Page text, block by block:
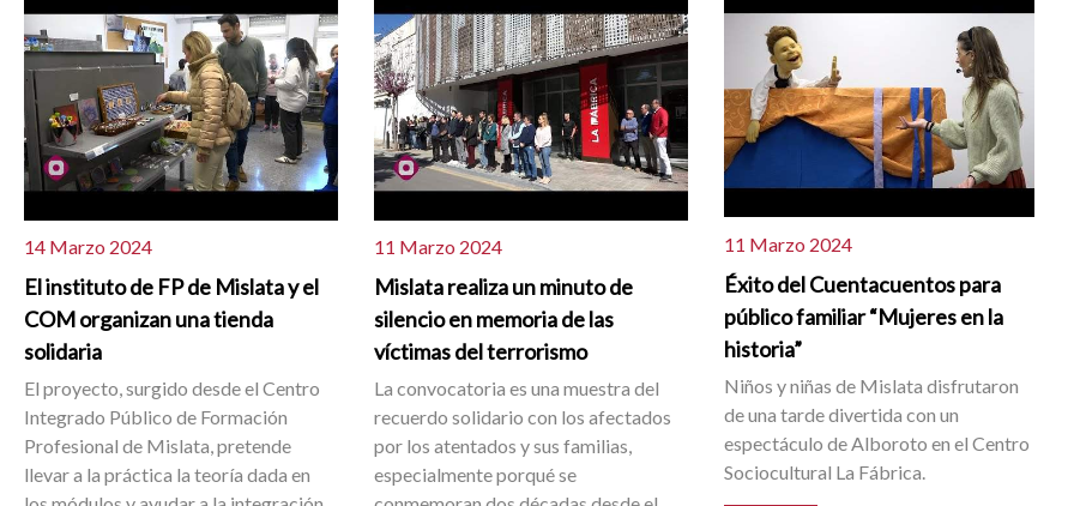
14 Marzo 2024
El instituto de FP de Mislata y el
COM organizan una tienda
solidaria
El proyecto, surgido desde el Centro
Integrado Público de Formación
Profesional de Mislata, pretende
llevar a la práctica la teoría dada en
11 Marzo 2024
Mislata realiza un minuto de
silencio en memoria de las
víctimas del terrorismo
La convocatoria es una muestra del
recuerdo solidario con los afectados
por los atentados y sus familias,
especialmente porqué se
11 Marzo 2024
Éxito del Cuentacuentos para
público familiar “Mujeres en la
historia”
Niños y niñas de Mislata disfrutaron
de una tarde divertida con un
espectáculo de Alboroto en el Centro
Sociocultural La Fábrica.